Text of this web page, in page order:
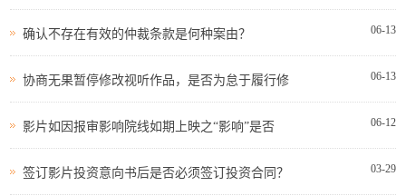
06-13
确认不存在有效的仲裁条款是何种案由？
06-13
协商无果暂停修改视听作品，是否为怠于履行修
06-12
影片如因报审影响院线如期上映之“影响”是否
03-29
签订影片投资意向书后是否必须签订投资合同？